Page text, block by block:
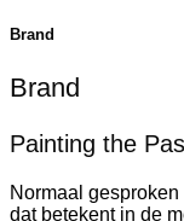
Brand
Brand
Painting the
Normaal
dat betekent in de